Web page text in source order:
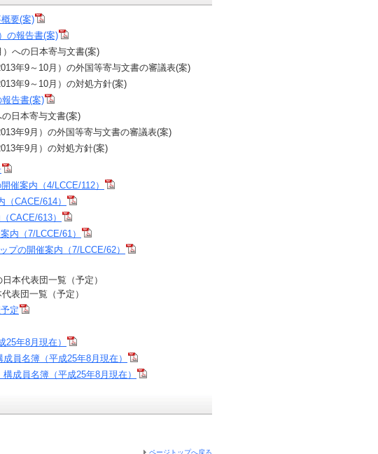
要(案)
の報告書(案)
への日本寄与文書(案)
年9～10月）の外国等寄与文書の審議表(案)
年9～10月）の対処方針(案)
告書(案)
日本寄与文書(案)
年9月）の外国等寄与文書の審議表(案)
年9月）の対処方針(案)
案内（4/LCCE/112）
CACE/614）
CACE/613）
内（7/LCCE/61）
の開催案内（7/LCCE/62）
本代表団一覧（予定）
表団一覧（予定）
定
年8月現在）
名簿（平成25年8月現在）
員名簿（平成25年8月現在）
ページトップへ戻る